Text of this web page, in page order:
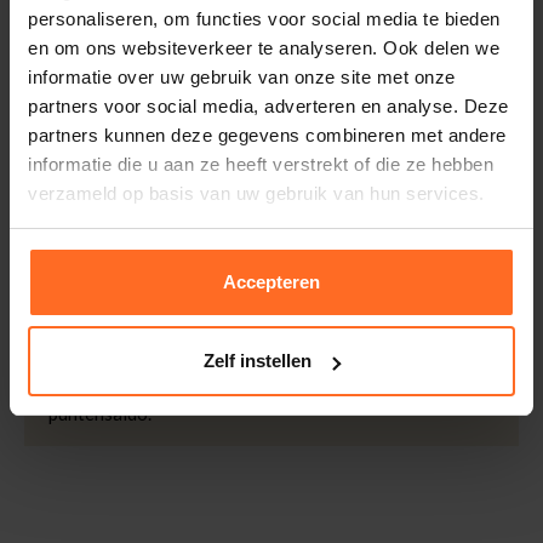
personaliseren, om functies voor social media te bieden
en om ons websiteverkeer te analyseren. Ook delen we
informatie over uw gebruik van onze site met onze
partners voor social media, adverteren en analyse. Deze
partners kunnen deze gegevens combineren met andere
informatie die u aan ze heeft verstrekt of die ze hebben
verzameld op basis van uw gebruik van hun services.
Accepteren
Zelf instellen
Kleur
Wit
66% Katoen, 34%
Retourneren
Binnen 30 dagen eenvoudig retourneren via DHL voor
slechts € 4,95 of op eigen kosten via PostNL. In de
Bomont winkels kunt u ook gratis retourneren.
Besteed € 100,- binnen een half jaar en krijg € 5,- retour
in de vorm van een waardecheque. Log in je account en
puntensaldo.